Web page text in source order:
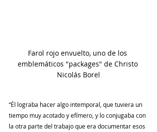
Farol rojo envuelto, uno de los
emblemáticos "packages" de Christo
Nicolás Borel
“Él lograba hacer algo intemporal, que tuviera un
tiempo muy acotado y efímero, y lo conjugaba con
la otra parte del trabajo que era documentar esos